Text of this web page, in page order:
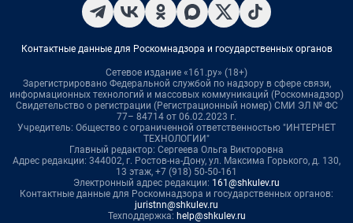
Контактные данные для Роскомнадзора и государственных органов
Сетевое издание «161.ру» (18+)
Зарегистрировано Федеральной службой по надзору в сфере связи,
информационных технологий и массовых коммуникаций (Роскомнадзор)
Свидетельство о регистрации (Регистрационный номер) СМИ ЭЛ № ФС
77– 84714 от 06.02.2023 г.
Учредитель: Общество с ограниченной ответственностью "ИНТЕРНЕТ
ТЕХНОЛОГИИ"
Главный редактор: Сергеева Ольга Викторовна
Адрес редакции: 344002, г. Ростов-на-Дону, ул. Максима Горького, д. 130,
13 этаж, +7 (918) 50-50-161
Электронный адрес редакции: 161@shkulev.ru
Контактные данные для Роскомнадзора и государственных органов:
juristnn@shkulev.ru
Техподдержка: help@shkulev.ru